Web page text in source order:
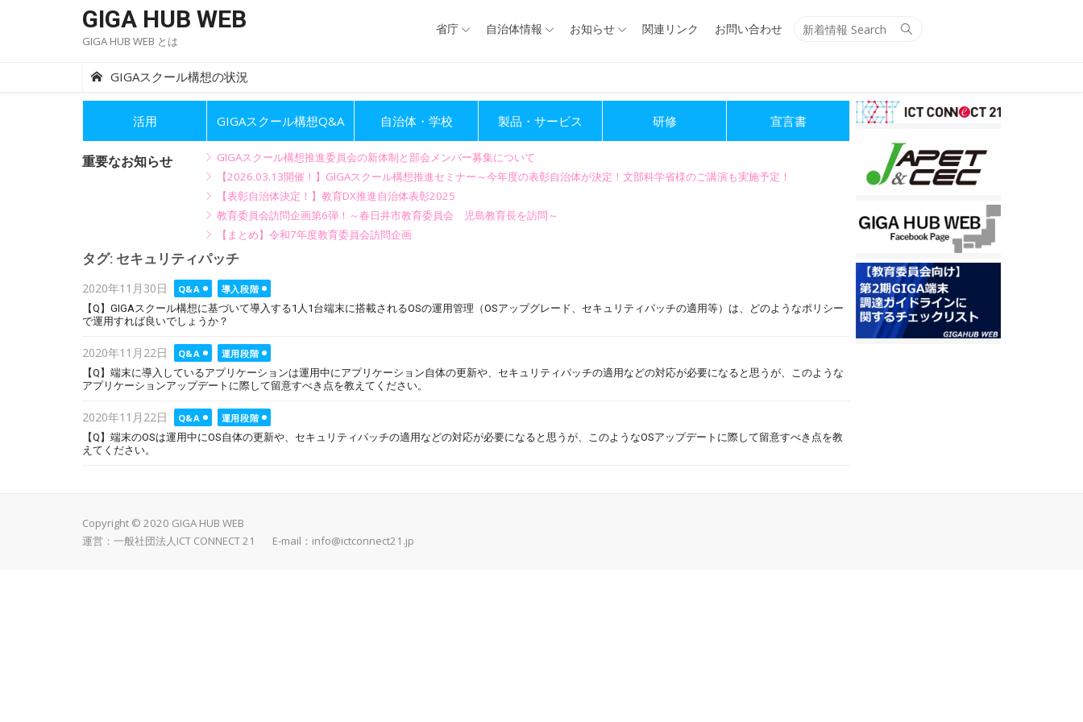
GIGA HUB WEB
GIGA HUB WEB とは
Search
省庁 自治体情報 お知らせ 関連リンク お問い合わせ
GIGAスクール構想の状況
活用 GIGAスクール構想Q&A 自治体・学校 製品・サービス 研修 宣言書
重要なお知らせ
GIGAスクール構想推進委員会の新体制と部会メンバー募集について
【2026.03.13開催！】GIGAスクール構想推進セミナー～今年度の表彰自治体が決定！文部科学省様のご講演も実施予定！
【表彰自治体決定！】教育DX推進自治体表彰2025
教育委員会訪問企画第6弾！～春日井市教育委員会 児島教育長を訪問～
【まとめ】令和7年度教育委員会訪問企画
タグ: セキュリティパッチ
Posted
on
2020年11月30日 Q&A
導入段階
【Q】GIGAスクール構想に基づいて導入する1人1台端末に搭載されるOSの運用管理（OSアップグレード、セキュリティパッチの適用等）は、どのようなポリシー
で運用すれば良いでしょうか？
Posted
on
2020年11月22日 Q&A
運用段階
【Q】端末に導入しているアプリケーションは運用中にアプリケーション自体の更新や、セキュリティパッチの適用などの対応が必要になると思うが、このような
アプリケーションアップデートに際して留意すべき点を教えてください。
Posted
on
2020年11月22日 Q&A
運用段階
【Q】端末のOSは運用中にOS自体の更新や、セキュリティパッチの適用などの対応が必要になると思うが、このようなOSアップデートに際して留意すべき点を教
えてください。
Copyright © 2020 GIGA HUB WEB
運営：一般社団法人ICT CONNECT 21 E-mail： info@ictconnect21.jp